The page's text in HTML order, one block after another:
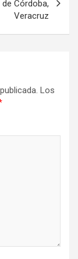
Córdoba,
Veracruz
Los